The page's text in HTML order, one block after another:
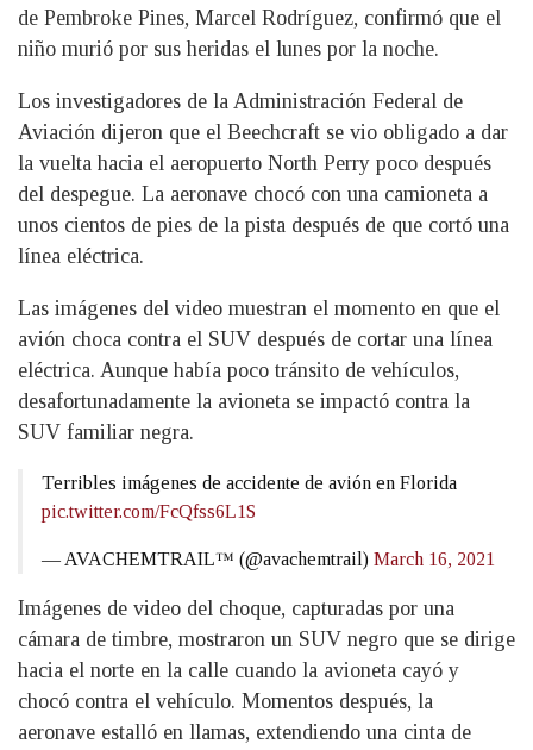
de Pembroke Pines, Marcel Rodríguez, confirmó que el
niño murió por sus heridas el lunes por la noche.
Los investigadores de la Administración Federal de
Aviación dijeron que el Beechcraft se vio obligado a dar
la vuelta hacia el aeropuerto North Perry poco después
del despegue. La aeronave chocó con una camioneta a
unos cientos de pies de la pista después de que cortó una
línea eléctrica.
Las imágenes del video muestran el momento en que el
avión choca contra el SUV después de cortar una línea
eléctrica. Aunque había poco tránsito de vehículos,
desafortunadamente la avioneta se impactó contra la
SUV familiar negra.
Terribles imágenes de accidente de avión en Florida
pic.twitter.com/FcQfss6L1S
— AVACHEMTRAIL™ (@avachemtrail) March 16, 2021
Imágenes de video del choque, capturadas por una
cámara de timbre, mostraron un SUV negro que se dirige
hacia el norte en la calle cuando la avioneta cayó y
chocó contra el vehículo. Momentos después, la
aeronave estalló en llamas, extendiendo una cinta de